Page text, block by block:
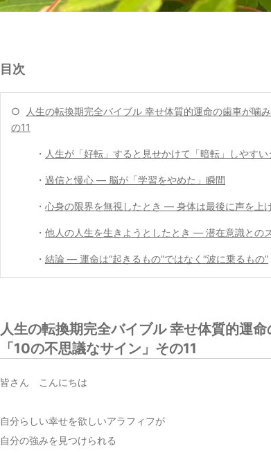
目次
○
人生の転換期完全バイブル 幸せ体質的運命の歯車が噛
の11
・ 人生が「好転」すると見せかけて「暗転」しやす
・ 過信と慢心 ― 脳が「学習をやめた」瞬間
・ 心身の限界を無視したとき ― 身体は最後に声を上
・ 他人の人生を生きようとしたとき ― 潜在意識との
・ 結論 ― 運命は“起きるもの”ではなく“波に乗るもの”
人生の転換期完全バイブル 幸せ体質的運
「10の不思議なサイン」その11
皆さん こんにちは
自分らしい幸せを欲しいアラフィフが
自分の強みを見つけられる